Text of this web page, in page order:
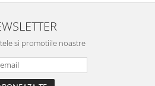
si promotiile noastre